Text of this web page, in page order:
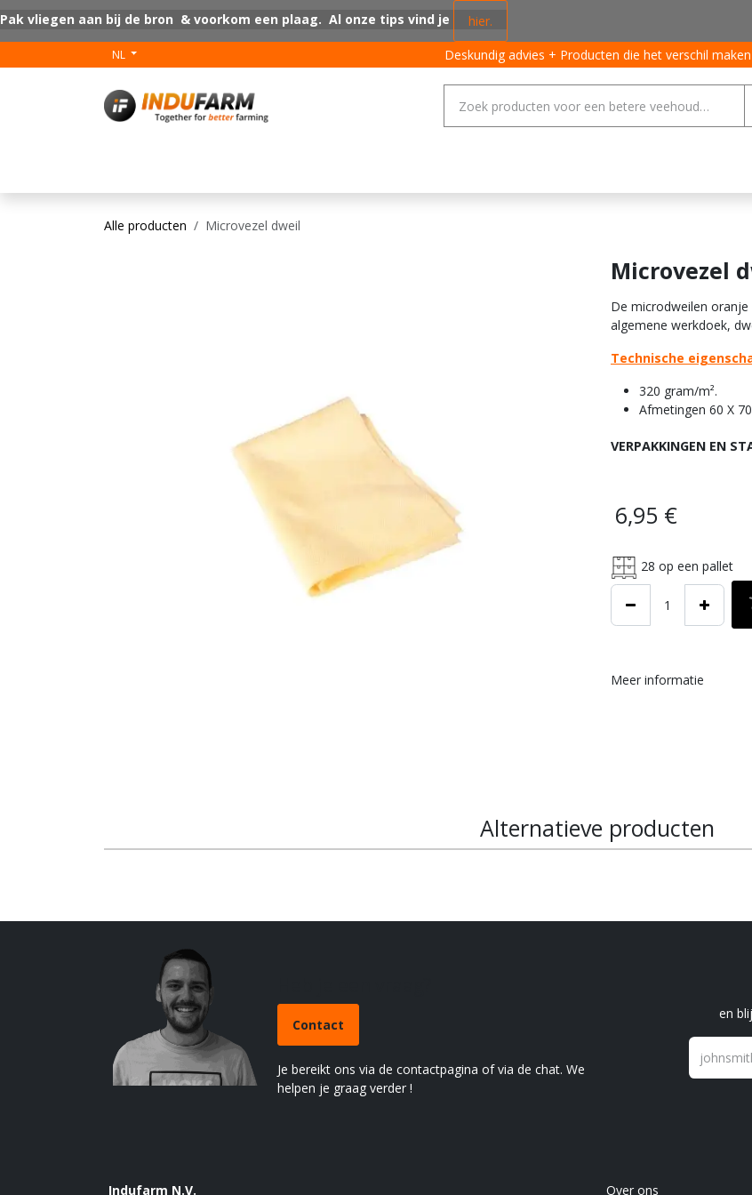
Pak vliegen aan bij de bron & voorkom een plaag. Al onze tips vind je hier.
NL Deskundig advies + Producten die het verschil maken
Alle producten Microvezel dweil
Microvezel
De microdweilen
algemene werkdoek,
Technische
320 gram/m².
Afmetingen 60 X
VERPAKKINGEN EN
6,95 €
28 op een pallet
Meer informatie
Alternatieve producten
en
Contact
Je bereikt ons via de contactpagina of via de chat. We
helpen je graag verder !
Indufarm N.V. Over ons